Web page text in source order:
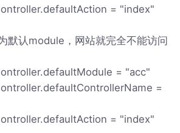
= "index"
默认module，网站就完全不能访问
= "acc"
=
= "index"